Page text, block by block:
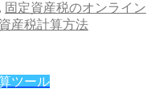
, 固定資産税のオンライン
産税計算方法
ツール